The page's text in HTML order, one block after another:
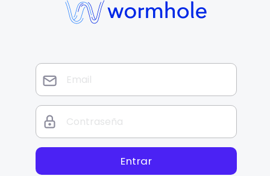
Entrar